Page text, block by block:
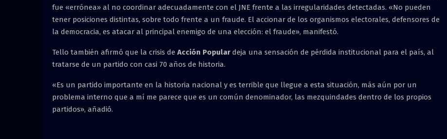
fue «errónea» al no coordinar adecuadamente con el JNE frente a las irregularidades detectadas. «No pueden
tener posiciones distintas, sobre todo frente a un fraude. El accionar de los organismos electorales, defensores de
la democracia, es atacar al principal enemigo de una elección: el fraude», manifestó.
Tello también afirmó que la crisis de Acción Popular deja una sensación de pérdida institucional para el país, al
tratarse de un partido con casi 70 años de historia.
«Es un partido importante en la historia nacional y es terrible que llegue a esta situación, más aún por un
problema interno que a mí me parece que es un común denominador, las mezquindades dentro de los propios
partidos», añadió.